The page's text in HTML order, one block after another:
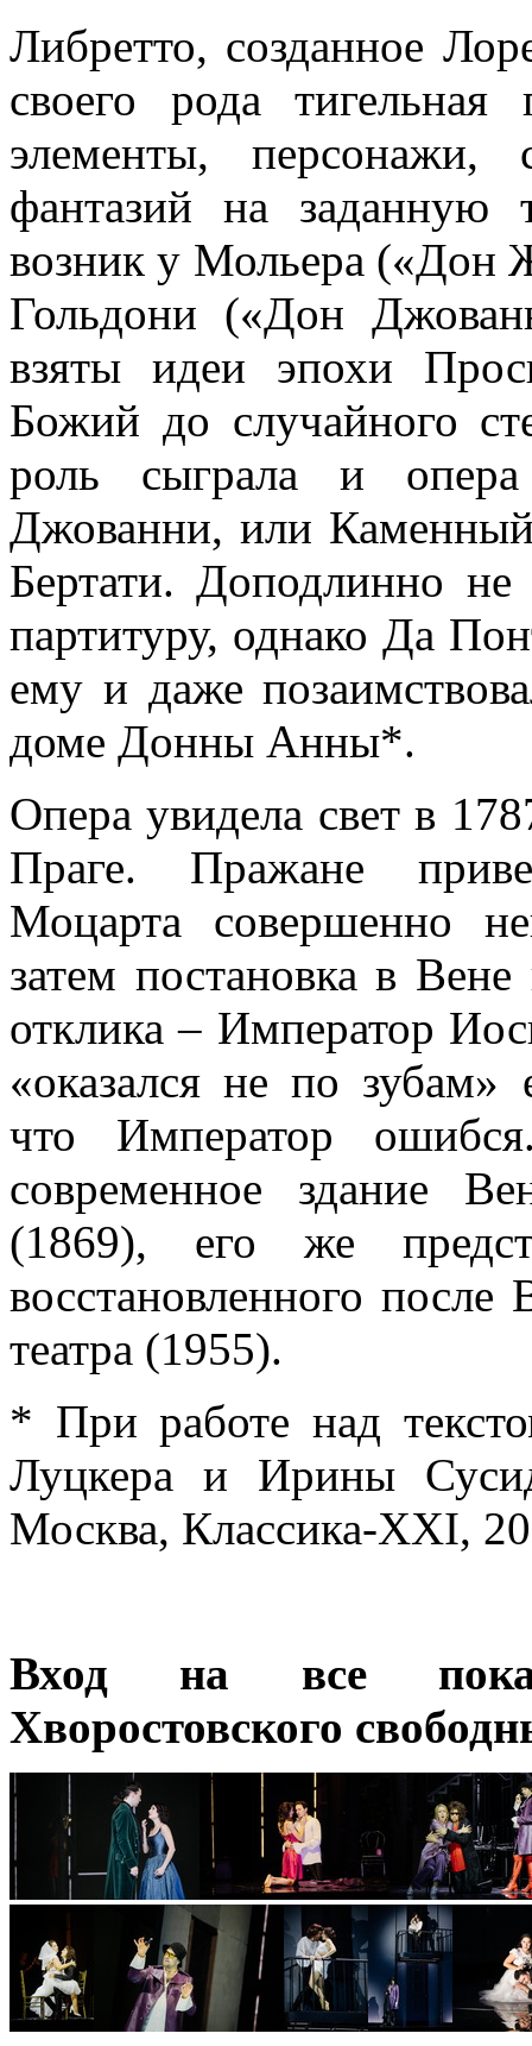
Либретто, созданное
своего рода
элементы,
фантазий на
возник у Мольера («Дон
Гольдони («Дон
взяты идеи эпохи
Божий до случайного
роль сыграла и
Джованни, или
Бертати. Доподлинно
партитуру, однако Да
ему и даже
доме Донны Анны*.
Опера увидела свет в
Праге. Пражане
Моцарта совершенно
затем постановка в
отклика – Император
«оказался не по зубам»
что Император
современное здание
(1869), его же
восстановленного
театра (1955).
* При работе над
Луцкера и Ирины
Москва, Классика-XXI,
Вход на все
Хворостовского